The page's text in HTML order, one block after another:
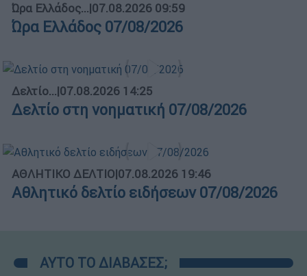
Ώρα Ελλάδος...|07.08.2026 09:59
Ώρα Ελλάδος 07/08/2026
Δελτίο...|07.08.2026 14:25
Δελτίο στη νοηματική 07/08/2026
ΑΘΛΗΤΙΚΟ ΔΕΛΤΙΟ|07.08.2026 19:46
Αθλητικό δελτίο ειδήσεων 07/08/2026
ΑΥΤΟ ΤΟ ΔΙΑΒΑΣΕΣ;